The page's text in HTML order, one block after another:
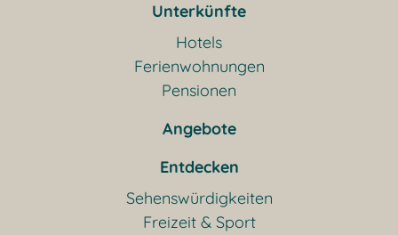
Unterkünfte
Hotels
Ferienwohnungen
Pensionen
Angebote
Entdecken
Sehenswürdigkeiten
Freizeit & Sport